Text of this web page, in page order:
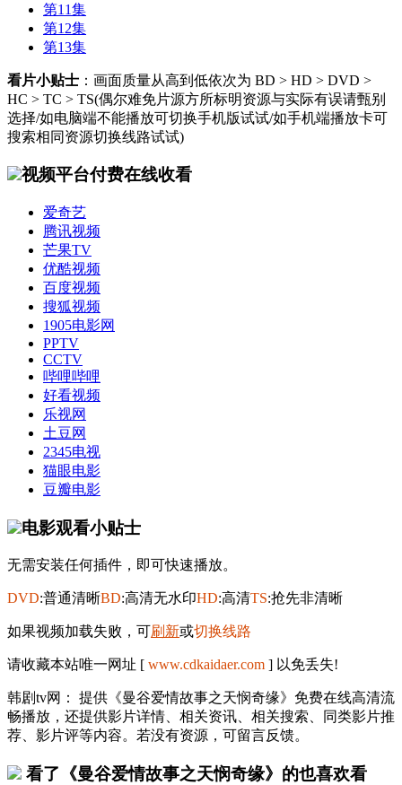
第11集
第12集
第13集
看片小贴士 ：画面质量从高到低依次为 BD > HD > DVD >
HC > TC > TS(偶尔难免片源方所标明资源与实际有误请甄别
选择/如电脑端不能播放可切换手机版试试/如手机端播放卡可
搜索相同资源切换线路试试)
视频平台付费在线收看
爱奇艺
腾讯视频
芒果TV
优酷视频
百度视频
搜狐视频
1905电影网
PPTV
CCTV
哔哩哔哩
好看视频
乐视网
土豆网
2345电视
猫眼电影
豆瓣电影
电影观看小贴士
无需安装任何插件，即可快速播放。
DVD:普通清晰BD:高清无水印HD:高清TS:抢先非清晰
如果视频加载失败，可刷新或切换线路
请收藏本站唯一网址 [ www.cdkaidaer.com ] 以免丢失!
韩剧tv网： 提供《曼谷爱情故事之天悯奇缘》免费在线高清流
畅播放，还提供影片详情、相关资讯、相关搜索、同类影片推
荐、影片评等内容。若没有资源，可留言反馈。
看了《曼谷爱情故事之天悯奇缘》的也喜欢看